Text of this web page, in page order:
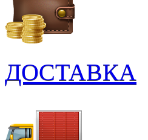
ДОСТАВКА